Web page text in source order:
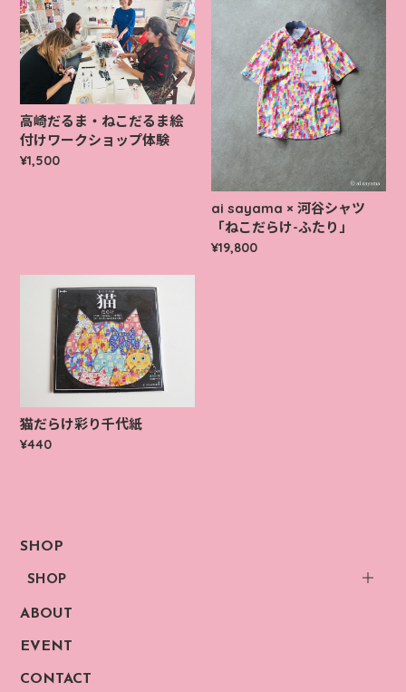
SHOP
SHOP
ABOUT
EVENT
CONTACT
高崎だるま・ねこだるま絵
付けワークショップ体験
¥1,500
ai sayama × 河谷シャツ
「ねこだらけ-ふたり」
¥19,800
猫だらけ彩り千代紙
¥440